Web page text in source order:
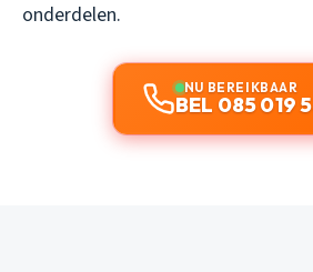
onderdelen.
NU BEREIKBAAR
BEL 085 019